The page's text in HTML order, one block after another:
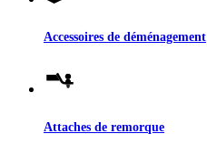
Accessoires de déménagement
Attaches de remorque